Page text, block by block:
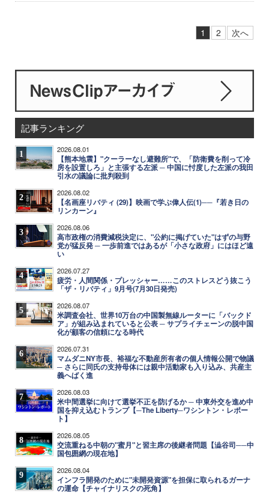
1 2 次へ
記事ランキング
1 2026.08.01
【熊本地震】"クーラーなし避難所"で、「防衛費を削って冷
房を設置しろ」と主張する左派 ─ 中国に忖度した左派の我田
引水の議論に批判殺到
2 2026.08.02
【名画座リバティ (29)】映画で学ぶ偉人伝(1)──『若き日の
リンカーン』
3 2026.08.06
高市政権の消費減税決定に、"公約に掲げていた"はずの与野
党が猛反発 ─ 一歩前進ではあるが「小さな政府」にはほど遠
い
4 2026.07.27
疲労・人間関係・プレッシャー……このストレスどう抜こう
「ザ・リバティ」9月号(7月30日発売)
5 2026.08.07
米調査会社、世界10万台の中国製無線ルーターに「バックド
ア」が組み込まれていると公表 ─ サプライチェーンの脱中国
化が顧客の信頼になる時代
6 2026.07.31
マムダニNY市長、裕福な不動産所有者の個人情報公開で物議
─ さらに同氏の支持母体には親中活動家も入り込み、共産主
義へばく進
7 2026.08.03
米中間選挙に向けて選挙不正を防げるか ─ 中東外交を進め中
国を抑え込むトランプ【─The Liberty─ワシントン・レポー
ト】
8 2026.08.05
交流重ねる中朝の"蜜月"と習主席の後継者問題【澁谷司──中
国包囲網の現在地】
9 2026.08.04
インフラ開発のために"未開発資源"を担保に取られるガーナ
の運命【チャイナリスクの死角】